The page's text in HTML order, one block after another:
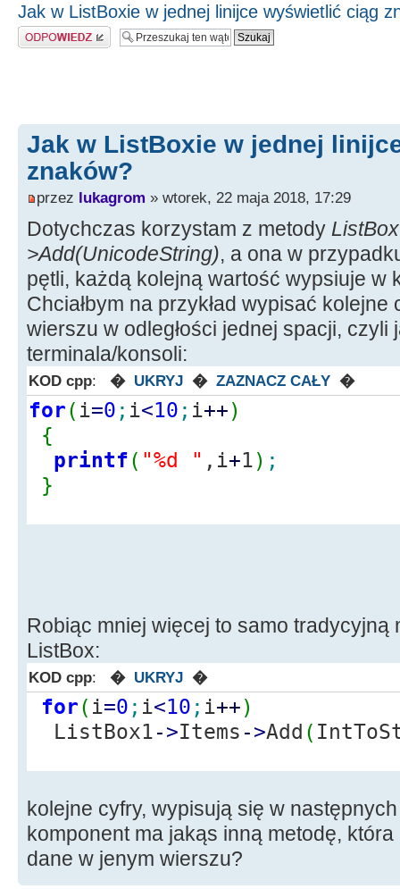
Jak w ListBoxie w jednej linijce wyświetlić ciąg
Odpowiedz
Jak w ListBoxie w jednej
znaków?
przez lukagrom » wtorek, 22 maja 2018, 17:29
Dotychczas korzystam z metody
>Add(UnicodeString), a ona w
pętli, każdą kolejną wartość wypsiuje w
Chciałbym na przykład wypisać
wierszu w odległości jednej spacji, czyli
terminala/konsoli:
KOD cpp: � UKRYJ � ZAZNACZ CAŁY �
for( i=0 ; i<10 ; i++)
{
printf( "%d " ,i+1) ;
}
Robiąc mniej więcej to samo tradycyjną
ListBox:
KOD cpp: � UKRYJ �
for( i=0 ; i<10 ; i++)
ListBox1->Items ->Add (
kolejne cyfry, wypisują się w
komponent ma jakąs inną metodę,
dane w jenym wierszu?